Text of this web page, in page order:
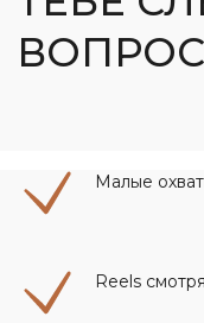
Малые
Reels